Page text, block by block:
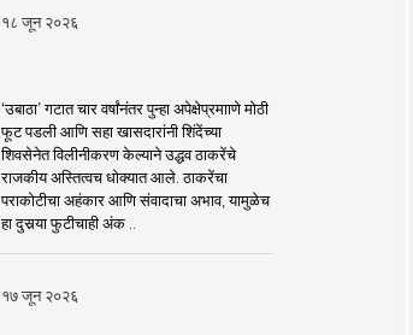
१८ जून २०२६
‘उबाठा’ गटात चार वर्षांनंतर पुन्हा अपेक्षेप्रमााणे मोठी
फूट पडली आणि सहा खासदारांनी शिंदेंच्या
शिवसेनेत विलीनीकरण केल्याने उद्धव ठाकरेंचे
राजकीय अस्तित्वच धोक्यात आले. ठाकरेंचा
पराकोटीचा अहंकार आणि संवादाचा अभाव, यामुळेच
हा दुसर्‍या फुटीचाही अंक ..
१७ जून २०२६